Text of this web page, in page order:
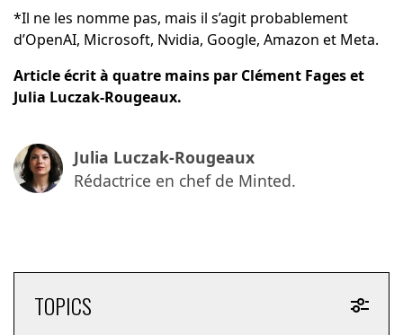
*Il ne les nomme pas, mais il s’agit probablement
d’OpenAI, Microsoft, Nvidia, Google, Amazon et Meta.
Article écrit à quatre mains par Clément Fages et
Julia Luczak-Rougeaux.
Julia Luczak-Rougeaux
Rédactrice en chef de Minted.
TOPICS